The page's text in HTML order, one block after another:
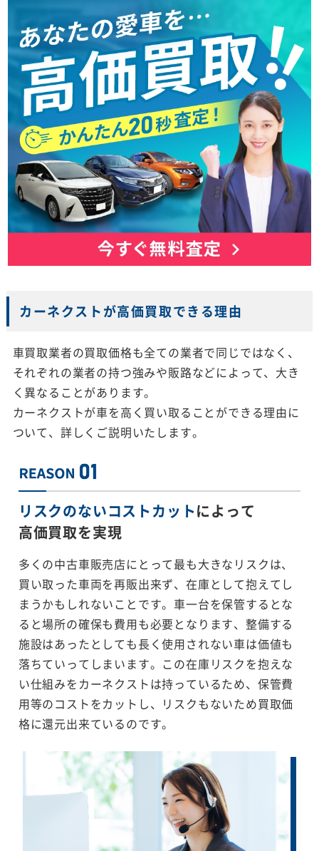
カーネクストが高価買取できる理由
車買取業者の買取価格も全ての業者で同じではなく、
それぞれの業者の持つ強みや販路などによって、大き
く異なることがあります。
カーネクストが車を高く買い取ることができる理由に
ついて、詳しくご説明いたします。
リスクのないコストカットによって
高価買取を実現
多くの中古車販売店にとって最も大きなリスクは、
買い取った車両を再販出来ず、在庫として抱えてし
まうかもしれないことです。車一台を保管するとな
ると場所の確保も費用も必要となります、整備する
施設はあったとしても長く使用されない車は価値も
落ちていってしまいます。この在庫リスクを抱えな
い仕組みをカーネクストは持っているため、保管費
用等のコストをカットし、リスクもないため買取価
格に還元出来ているのです。